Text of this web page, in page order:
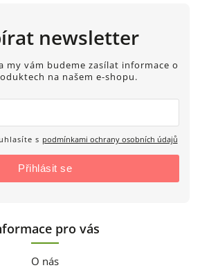
newsletter
my vám budeme zasílat informace o
na našem e-shopu.
s podmínkami ochrany osobních údajů
Přihlásit se
pro vás
O nás